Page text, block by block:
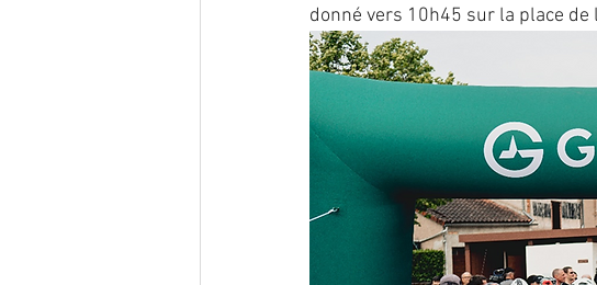
donné vers 10h45 sur la place de